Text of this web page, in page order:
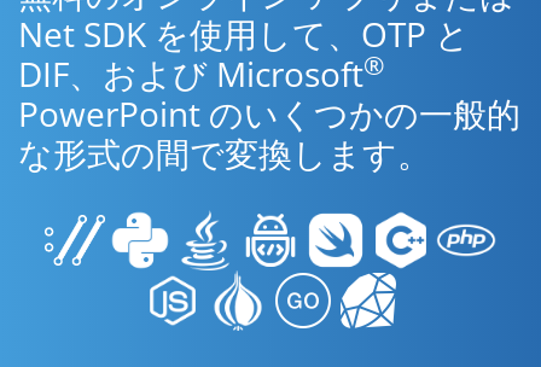
Net SDK を使用して、OTP と
DIF、および Microsoft®
PowerPoint のいくつかの一般的
な形式の間で変換します。